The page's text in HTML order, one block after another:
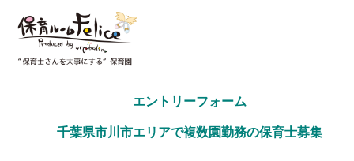
        エントリーフォーム